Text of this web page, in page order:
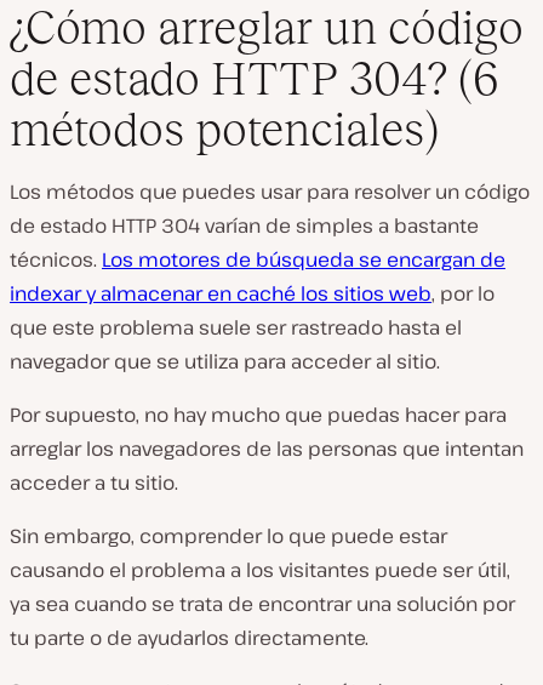
¿Cómo arreglar un código
de estado HTTP 304? (6
métodos potenciales)
Los métodos que puedes usar para resolver un código
de estado HTTP 304 varían de simples a bastante
técnicos. Los motores de búsqueda se encargan de
indexar y almacenar en caché los sitios web, por lo
que este problema suele ser rastreado hasta el
navegador que se utiliza para acceder al sitio.
Por supuesto, no hay mucho que puedas hacer para
arreglar los navegadores de las personas que intentan
acceder a tu sitio.
Sin embargo, comprender lo que puede estar
causando el problema a los visitantes puede ser útil,
ya sea cuando se trata de encontrar una solución por
tu parte o de ayudarlos directamente.